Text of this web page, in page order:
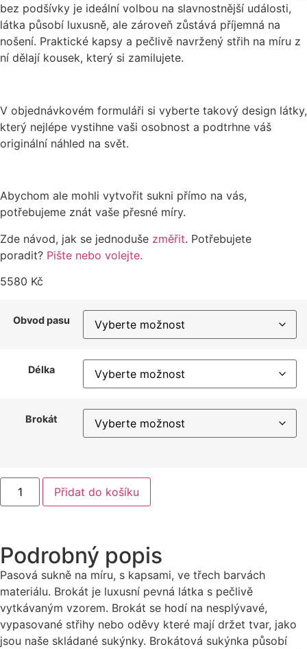
bez podšívky je ideální volbou na slavnostnější události,
látka působí luxusně, ale zároveň zůstává příjemná na
nošení. Praktické kapsy a pečlivě navržený střih na míru z
ní dělají kousek, který si zamilujete.
V objednávkovém formuláři si vyberte takový design látky,
který nejlépe vystihne vaši osobnost a podtrhne váš
originální náhled na svět.
Abychom ale mohli vytvořit sukni přímo na vás,
potřebujeme znát vaše přesné míry.
Zde návod, jak se jednoduše změřit. Potřebujete
poradit? Pište nebo volejte.
5580 Kč
Obvod pasu
Délka
Brokát
Přidat do košíku
Podrobný popis
Pasová sukně na míru, s kapsami, ve třech barvách
materiálu. Brokát je luxusní pevná látka s pečlivě
vytkávaným vzorem. Brokát se hodí na nesplývavé,
vypasované střihy nebo oděvy které mají držet tvar, jako
jsou naše skládané sukýnky. Brokátová sukýnka působí